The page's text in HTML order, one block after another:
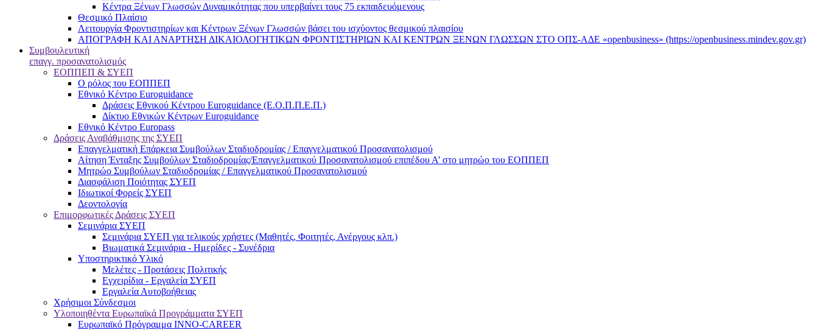
Kέντρα Ξένων Γλωσσών Δυναμικότητας που υπερβαίνει τους 75 εκπαιδευόμενους
Θεσμικό Πλαίσιο
Λειτουργία Φροντιστηρίων και Κέντρων Ξένων Γλωσσών βάσει του ισχύοντος θεσμικού πλαισίου
ΑΠΟΓΡΑΦΗ ΚΑΙ ΑΝΑΡΤΗΣΗ ΔΙΚΑΙΟΛΟΓΗΤΙΚΩΝ ΦΡΟΝΤΙΣΤΗΡΙΩΝ ΚΑΙ ΚΕΝΤΡΩΝ ΞΕΝΩΝ ΓΛΩΣΣΩΝ ΣΤΟ ΟΠΣ-ΑΔΕ «openbusiness» (https://openbusiness.mindev.gov.gr)
Συμβουλευτική
επαγγ. προσανατολισμός
ΕΟΠΠΕΠ & ΣΥΕΠ
Ο ρόλος του ΕΟΠΠΕΠ
Εθνικό Κέντρο Euroguidance
Δράσεις Εθνικού Κέντρου Euroguidance (Ε.Ο.Π.Π.Ε.Π.)
Δίκτυο Εθνικών Κέντρων Euroguidance
Εθνικό Κέντρο Europass
Δράσεις Αναβάθμισης της ΣΥΕΠ
Επαγγελματική Επάρκεια Συμβούλων Σταδιοδρομίας / Επαγγελματικού Προσανατολισμού
Αίτηση Ένταξης Συμβούλων Σταδιοδρομίας/Επαγγελματικού Προσανατολισμού επιπέδου Α’ στο μητρώο του ΕΟΠΠΕΠ
Μητρώο Συμβούλων Σταδιοδρομίας / Επαγγελματικού Προσανατολισμού
Διασφάλιση Ποιότητας ΣΥΕΠ
Ιδιωτικοί Φορείς ΣΥΕΠ
Δεοντολογία
Επιμορφωτικές Δράσεις ΣΥΕΠ
Σεμινάρια ΣΥΕΠ
Σεμινάρια ΣΥΕΠ για τελικούς χρήστες (Μαθητές, Φοιτητές, Ανέργους κλπ.)
Βιωματικά Σεμινάρια - Ημερίδες - Συνέδρια
Υποστηρικτικό Υλικό
Μελέτες - Προτάσεις Πολιτικής
Εγχειρίδια - Εργαλεία ΣΥΕΠ
Εργαλεία Αυτοβοήθειας
Χρήσιμοι Σύνδεσμοι
Υλοποιηθέντα Ευρωπαϊκά Προγράμματα ΣΥΕΠ
Ευρωπαϊκό Πρόγραμμα INNO-CAREER